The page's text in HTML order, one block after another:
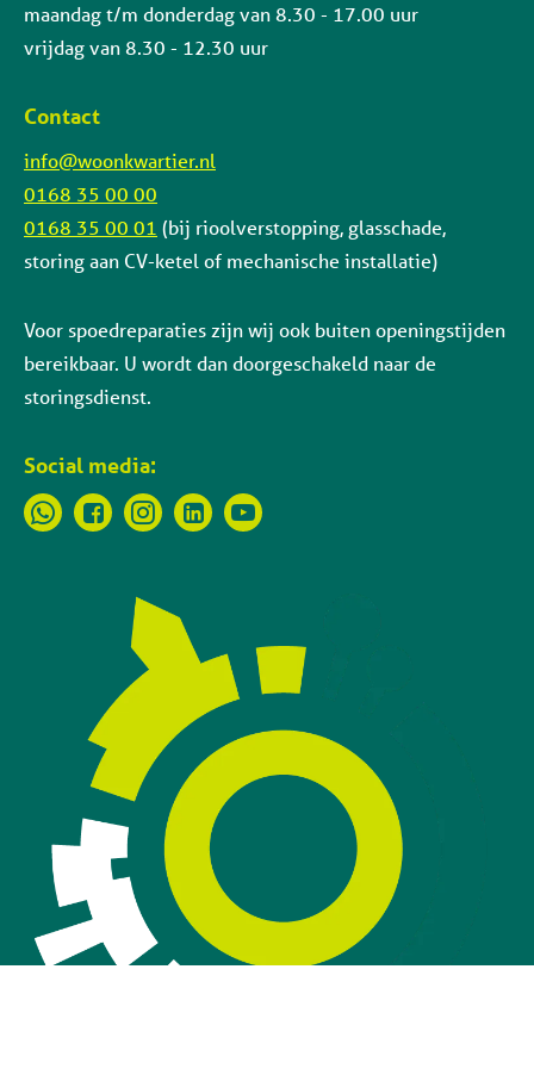
maandag t/m donderdag van 8.30 - 17.00 uur
vrijdag van 8.30 - 12.30 uur
Contact
info@woonkwartier.nl
0168 35 00 00
0168 35 00 01 (bij rioolverstopping, glasschade,
storing aan CV-ketel of mechanische installatie)
Voor spoedreparaties zijn wij ook buiten openingstijden
bereikbaar. U wordt dan doorgeschakeld naar de
storingsdienst.
Social media: